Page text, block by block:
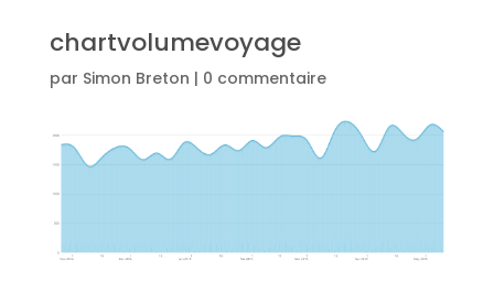
chartvolumevoyage
par Simon Breton | 0 commentaire